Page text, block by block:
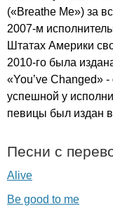
(«Breathe Me») за
2007-м
Штатах Америки
2010-го была
«You’ve Changed» -
успешной у
певицы был издан
Песни с
Alive
Be good to me